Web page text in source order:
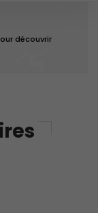
découvrir